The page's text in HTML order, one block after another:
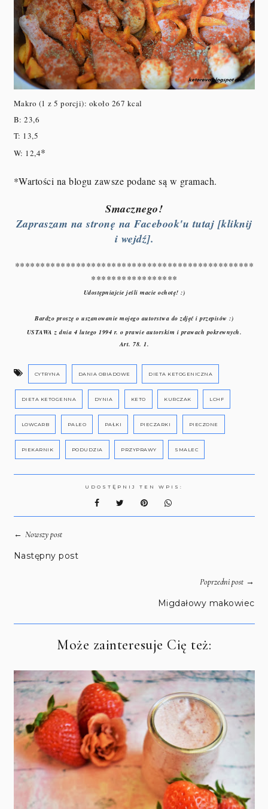
Makro (1 z 5 porcji): około 267 kcal
B: 23,6
T: 13,5
W: 12,4*
*Wartości na blogu zawsze podane są w gramach.
Smacznego!
Zapraszam na stronę na Facebook'u tutaj [kliknij
i wejdź].
***********************************************
*****************
Udostępniajcie jeśli macie ochotę! :)
Bardzo proszę o uszanowanie mojego autorstwa do zdjęć i przepisów :)
USTAWA z dnia 4 lutego 1994 r. o prawie autorskim i prawach pokrewnych.
Art. 78. 1.
CYTRYNA DANIA OBIADOWE DIETA KETOGENICZNA
DIETA KETOGENNA DYNIA KETO KURCZAK LCHF
LOWCARB PALEO PAŁKI PIECZARKI PIECZONE
PIEKARNIK PODUDZIA PRZYPRAWY SMALEC
UDOSTĘPNIJ TEN WPIS:
← Nowszy post
Następny post
Poprzedni post→
Migdałowy makowiec
Może zainteresuje Cię też: